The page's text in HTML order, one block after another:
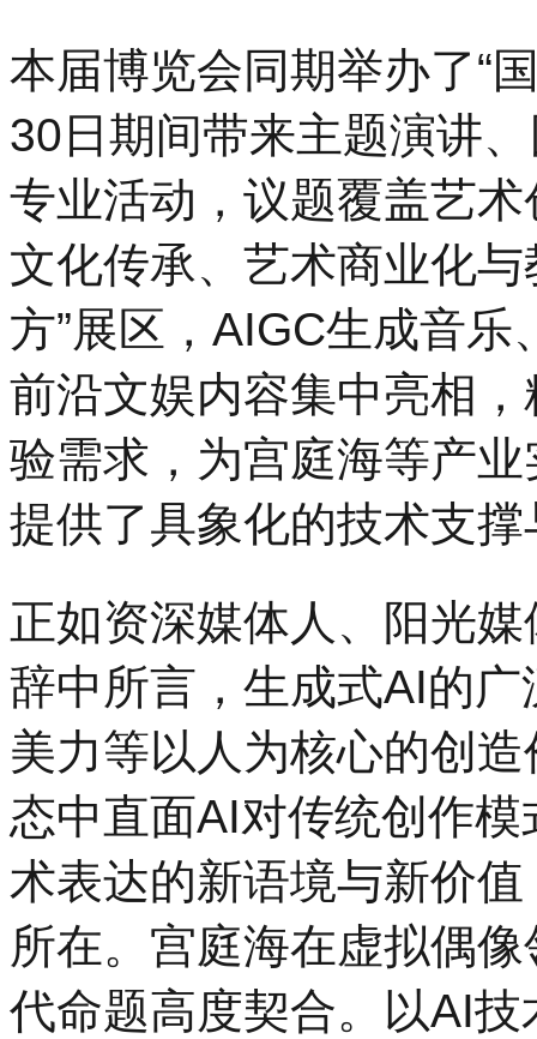
本届博览会同期举办了“
30日期间带来主题演讲
专业活动，议题覆盖艺
文化传承、艺术商业化
方”展区，AIGC生成音
前沿文娱内容集中亮相
验需求，为宫庭海等产
提供了具象化的技术支
正如资深媒体人、阳光
辞中所言，生成式AI的
美力等以人为核心的创
态中直面AI对传统创作
术表达的新语境与新价
所在。宫庭海在虚拟偶
代命题高度契合。以AI